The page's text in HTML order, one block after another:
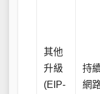
其他
升級
(EIP-
持
網